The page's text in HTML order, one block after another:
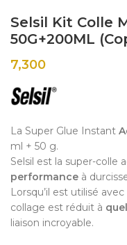
Selsil Kit Colle
50G+200ML
7,300
La Super Glue Instant
ml + 50 g.
Selsil est la super-colle
performance à
Lorsqu’il est utilisé avec
collage est réduit à
liaison incroyable.